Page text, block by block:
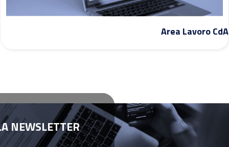
Area Lavoro CdA
NEWSLETTER